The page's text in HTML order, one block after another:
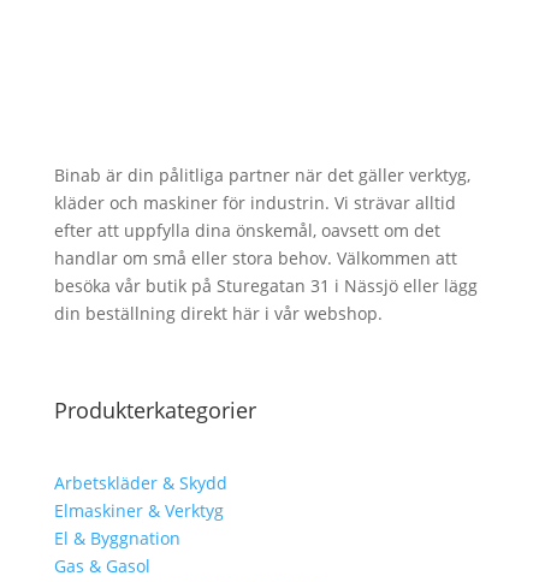
Binab är din pålitliga partner när det gäller verktyg,
kläder och maskiner för industrin. Vi strävar alltid
efter att uppfylla dina önskemål, oavsett om det
handlar om små eller stora behov. Välkommen att
besöka vår butik på Sturegatan 31 i Nässjö eller lägg
din beställning direkt här i vår webshop.
Produkterkategorier
Arbetskläder & Skydd
Elmaskiner & Verktyg
El & Byggnation
Gas & Gasol